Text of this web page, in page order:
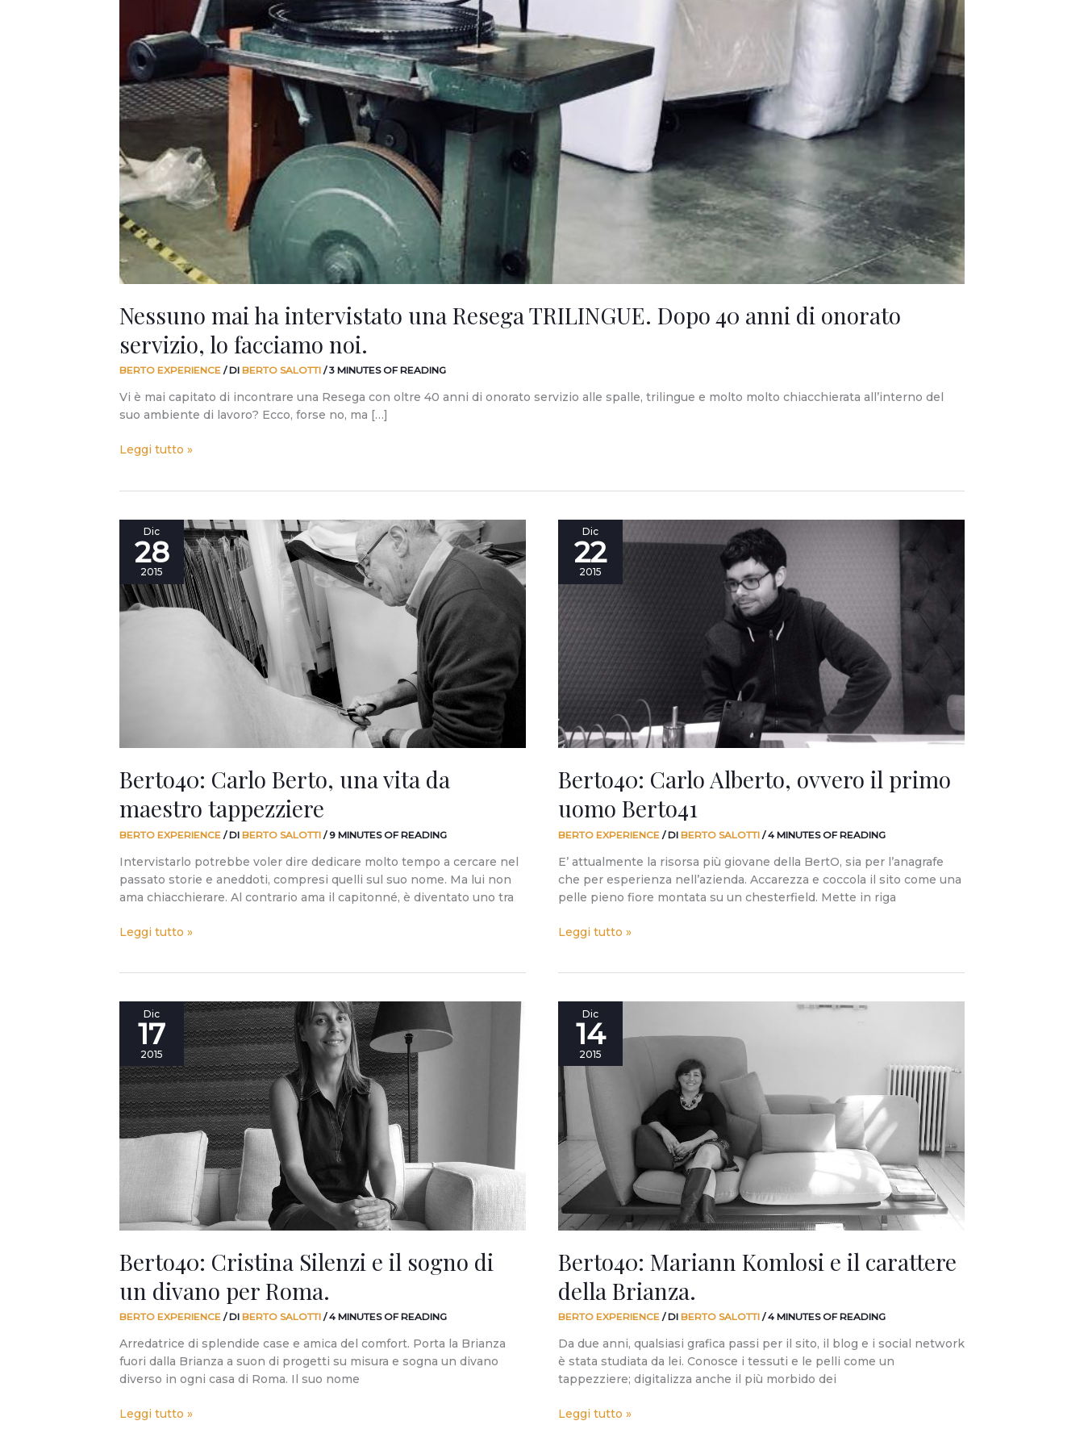
Nessuno mai ha intervistato una Resega TRILINGUE. Dopo 40 anni di onorato
servizio, lo facciamo noi.
BERTO EXPERIENCE / DI BERTO SALOTTI /3 MINUTES OF READING
Vi è mai capitato di incontrare una Resega con oltre 40 anni di onorato servizio alle spalle, trilingue e molto molto chiacchierata all’interno del
suo ambiente di lavoro? Ecco, forse no, ma […]
lo
facciamo
noi.
Leggi tutto »
Dic
28
2015
Berto40: Carlo Berto, una vita da
maestro tappezziere
BERTO EXPERIENCE / DI BERTO SALOTTI /9 MINUTES OF READING
Intervistarlo potrebbe voler dire dedicare molto tempo a cercare nel
passato storie e aneddoti, compresi quelli sul suo nome. Ma lui non
ama chiacchierare. Al contrario ama il capitonné, è diventato uno tra
Berto40:
Carlo
Berto,
vita
da
Leggi tutto »
Dic
22
2015
Berto40: Carlo Alberto, ovvero il primo
uomo Berto41
BERTO EXPERIENCE / DI BERTO SALOTTI /4 MINUTES OF READING
E’ attualmente la risorsa più giovane della BertO, sia per l’anagrafe
che per esperienza nell’azienda. Accarezza e coccola il sito come una
pelle pieno fiore montata su un chesterfield. Mette in riga
Berto40:
Carlo
Alberto,
il
primo
uomo
Berto41
Leggi tutto »
Dic
17
2015
Berto40: Cristina Silenzi e il sogno di
un divano per Roma.
BERTO EXPERIENCE / DI BERTO SALOTTI /4 MINUTES OF READING
Arredatrice di splendide case e amica del comfort. Porta la Brianza
fuori dalla Brianza a suon di progetti su misura e sogna un divano
diverso in ogni casa di Roma. Il suo nome
Berto40:
Cristina
Silenzi
il
sogno
di
un
Leggi tutto »
Dic
14
2015
Berto40: Mariann Komlosi e il carattere
della Brianza.
BERTO EXPERIENCE / DI BERTO SALOTTI /4 MINUTES OF READING
Da due anni, qualsiasi grafica passi per il sito, il blog e i social network
è stata studiata da lei. Conosce i tessuti e le pelli come un
tappezziere; digitalizza anche il più morbido dei
Berto40:
Mariann
Komlosi
e
carattere
della
Brianza.
Leggi tutto »